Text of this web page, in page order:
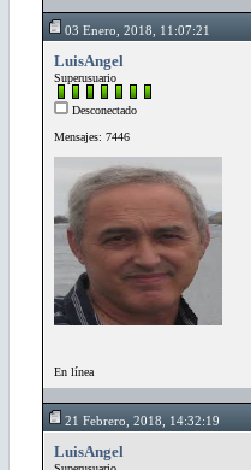
03 Enero, 2018, 11:07:21
LuisAngel
Superusuario
Desconectado
Mensajes: 7446
En línea
21 Febrero, 2018, 14:32:19
LuisAngel